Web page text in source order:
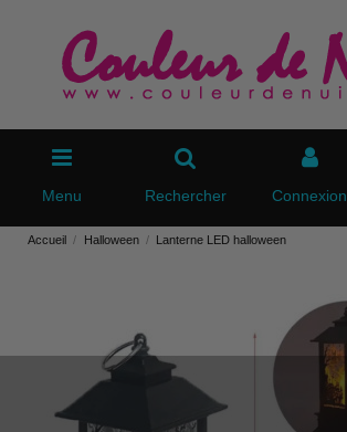
Menu Rechercher Connexion
Accueil Halloween Lanterne LED halloween